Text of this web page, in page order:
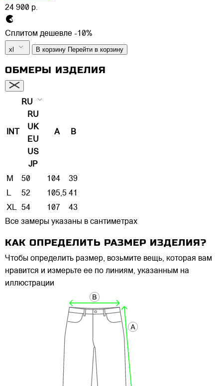
24 900 р.
Сплитом дешевле -10%
xl В корзину Перейти в корзину
ОБМЕРЫ ИЗДЕЛИЯ
INT
RU
RU
UK
EU
US
JP
A B
M 50 104
39
L
52 105,5 41
XL 54 107
43
Все замеры указаны в сантиметрах
КАК ОПРЕДЕЛИТЬ РАЗМЕР ИЗДЕЛИЯ?
Чтобы определить размер, возьмите вещь, которая вам
нравится и измерьте ее по линиям, указанным на
иллюстрации